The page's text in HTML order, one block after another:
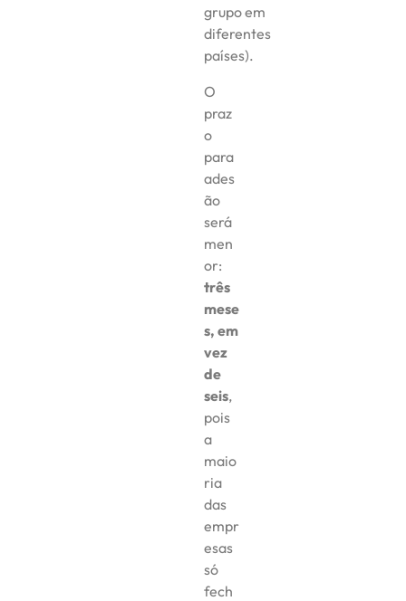
grupo em
diferentes
países).
O
praz
o
para
ades
ão
será
men
or:
três
mese
s, em
vez
de
seis,
pois
a
maio
ria
das
empr
esas
só
fech